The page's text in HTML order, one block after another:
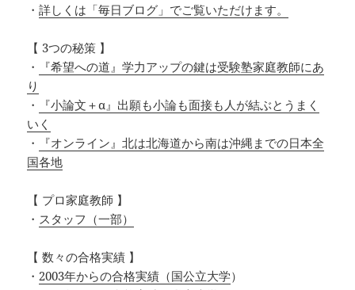
・詳しくは「毎日ブログ」でご覧いただけます。
【 3つの秘策 】
・
『希望への道』学力アップの鍵は受験塾家庭教師にあ
り
・
『小論文＋α』出願も小論も面接も人が結ぶとうまく
いく
・
『オンライン』北は北海道から南は沖縄までの日本全
国各地
【 プロ家庭教師 】
・ スタッフ（一部）
【 数々の合格実績 】
・ 2003年からの合格実績（国公立大学）